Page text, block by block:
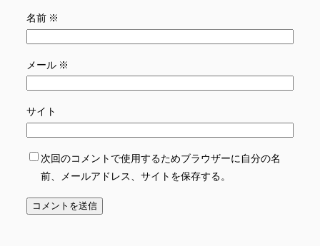
名前 ※
メール ※
サイト
次回のコメントで使用するためブラウザーに自分の名
前、メールアドレス、サイトを保存する。